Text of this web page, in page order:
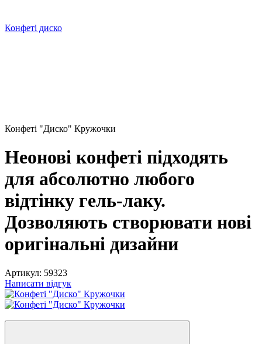
Конфеті диско
Конфеті "Диско" Кружочки
Неонові конфеті підходять
для абсолютно любого
відтінку гель-лаку.
Дозволяють створювати нові
оригінальні дизайни
Артикул: 59323
Написати відгук